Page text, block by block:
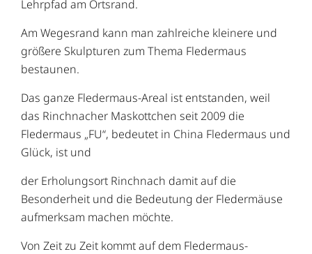
Lehrpfad am Ortsrand.
Am Wegesrand kann man zahlreiche kleinere und
größere Skulpturen zum Thema Fledermaus
bestaunen.
Das ganze Fledermaus-Areal ist entstanden, weil
das Rinchnacher Maskottchen seit 2009 die
Fledermaus „FU“, bedeutet in China Fledermaus und
Glück, ist und
der Erholungsort Rinchnach damit auf die
Besonderheit und die Bedeutung der Fledermäuse
aufmerksam machen möchte.
Von Zeit zu Zeit kommt auf dem Fledermaus-